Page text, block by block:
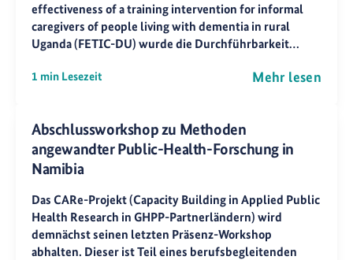
effectiveness of a training intervention for informal
caregivers of people living with dementia in rural
Uganda (FETIC-DU) wurde die Durchführbarkeit…
1 min Lesezeit Mehr lesen
Abschlussworkshop zu Methoden
angewandter Public-Health-Forschung in
Namibia
Das CARe-Projekt (Capacity Building in Applied Public
Health Research in GHPP-Partnerländern) wird
demnächst seinen letzten Präsenz-Workshop
abhalten. Dieser ist Teil eines berufsbegleitenden